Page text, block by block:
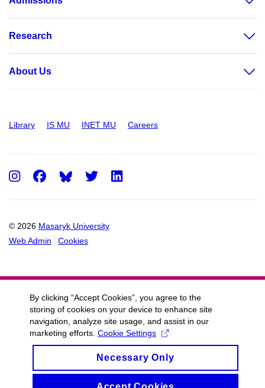
Research
About Us
Library IS MU INET MU Careers
© 2026 Masaryk University
Web Admin
Cookies
Instagram
FacebookTwitter
By clicking “Accept Cookies”, you agree to the
storing of cookies on your device to enhance site
navigation, analyze site usage, and assist in our
marketing efforts. Cookie Settings
Necessary Only